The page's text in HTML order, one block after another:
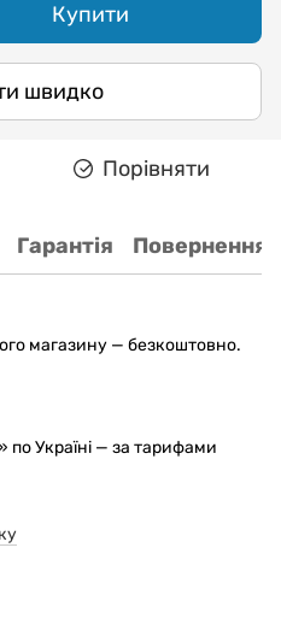
Купити
швидко
Порівняти
Гарантія Повернення
магазину — безкоштовно.
Україні — за тарифами